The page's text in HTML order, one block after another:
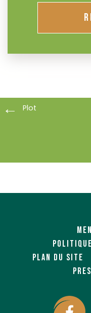
Plot
PLAN DU SITE